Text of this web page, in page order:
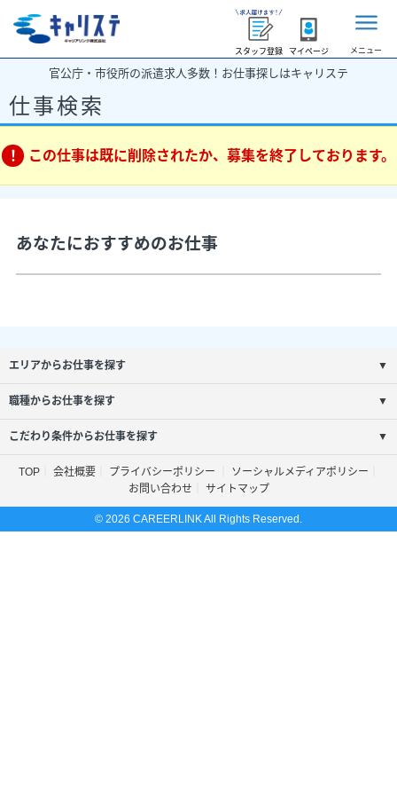
スタッフ登録 マイページ メニュー
官公庁・市役所の派遣求人多数！お仕事探しはキャリステ
仕事検索
この仕事は既に削除されたか、募集を終了しております。
あなたにおすすめのお仕事
エリアからお仕事を探す ▼
職種からお仕事を探す ▼
こだわり条件からお仕事を探す ▼
TOP 会社概要 プライバシーポリシー
ソーシャルメディアポリシー
お問い合わせ
サイトマップ
© 2026 CAREERLINK All Rights Reserved.